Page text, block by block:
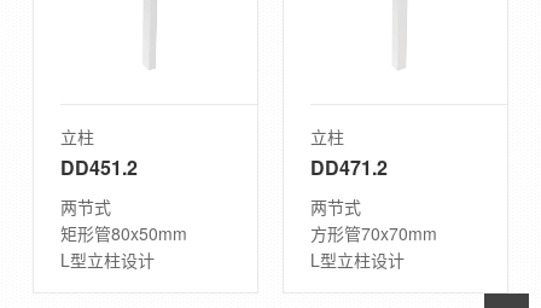
立柱
DD451.2
两节式
矩形管80x50mm
L型立柱设计
立柱
DD471.2
两节式
方形管70x70mm
L型立柱设计